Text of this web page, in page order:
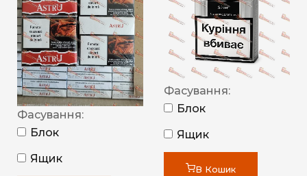
Фасування:
Блок
Ящик
Фасування:
Блок
Ящик
В Кошик